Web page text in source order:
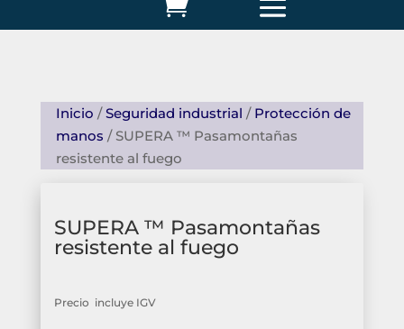
Inicio /Seguridad industrial / Protección de
manos / SUPERA ™ Pasamontañas
resistente al fuego
SUPERA ™ Pasamontañas
resistente al fuego
Precio incluye IGV